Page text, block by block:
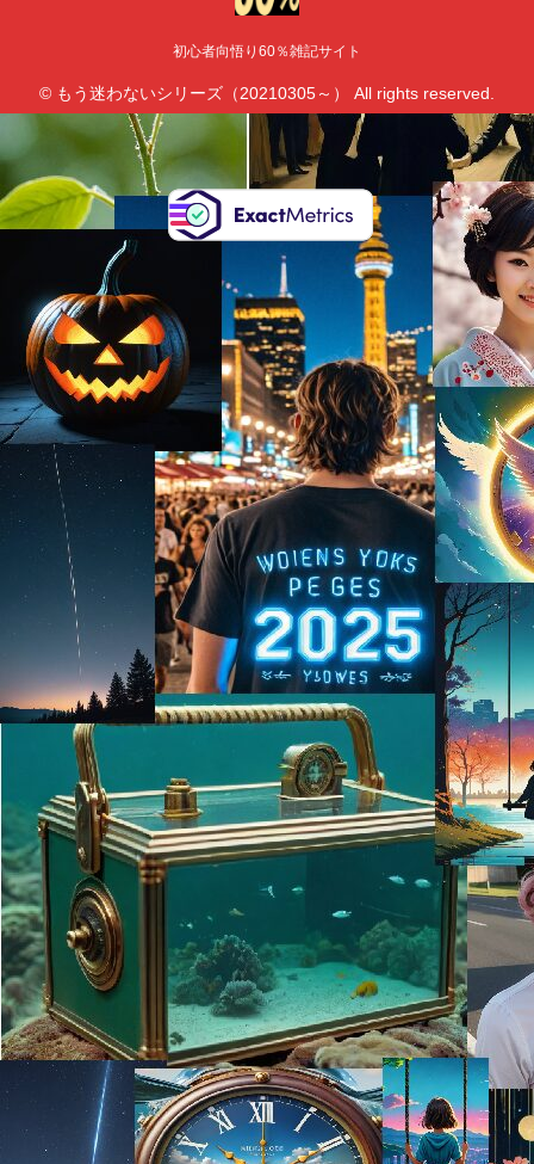
初心者向悟り60％雑記サイト
© もう迷わないシリーズ（20210305～） All rights reserved.